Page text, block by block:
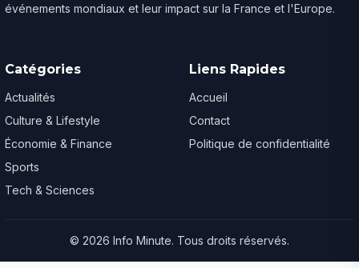
événements mondiaux et leur impact sur la France et l'Europe.
Catégories
Actualités
Culture & Lifestyle
Économie & Finance
Sports
Tech & Sciences
Liens Rapides
Accueil
Contact
Politique de confidentialité
© 2026 Info Minute. Tous droits réservés.